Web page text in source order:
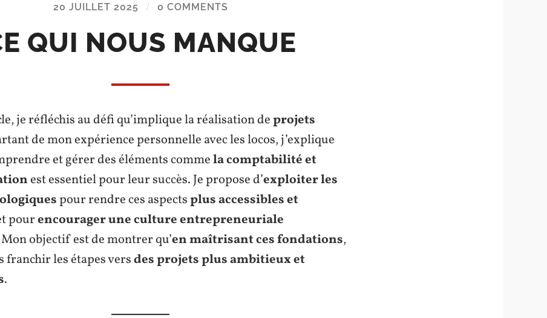
20 JUILLET 2025 / 0 COMMENTS
QUI NOUS MANQUE
je réfléchis au défi qu’implique la réalisation deprojets
de mon expérience personnelle avec les locos, j’explique
et gérer des éléments commela comptabilité et
est essentiel pour leur succès. Je propose d’exploiter les
pour rendre ces aspectsplus accessibles et
pourencourager une culture entrepreneuriale
objectif est de montrer qu’en maîtrisant ces fondations,
franchir les étapes versdes projets plus ambitieux et
.